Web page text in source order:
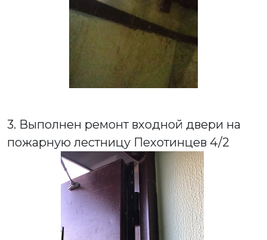
3. Выполнен ремонт входной двери на
пожарную лестницу Пехотинцев 4/2